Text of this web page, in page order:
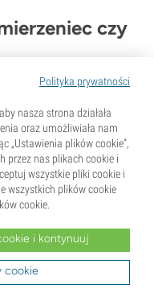
czy
pytanie, czy
snu. Wciąż zbyt
Polityka prywatności
nasza strona działała
oraz umożliwiała nam
„Ustawienia plików cookie”,
przez nas plikach cookie i
wszystkie pliki cookie i
wszystkich plików cookie
cookie.
i kontynuuj
cookie